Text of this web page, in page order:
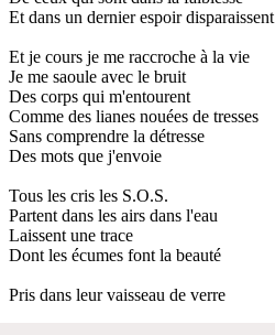
Et dans un dernier espoir disparaissent
Et je cours je me raccroche à la vie
Je me saoule avec le bruit
Des corps qui m'entourent
Comme des lianes nouées de tresses
Sans comprendre la détresse
Des mots que j'envoie
Tous les cris les S.O.S.
Partent dans les airs dans l'eau
Laissent une trace
Dont les écumes font la beauté
Pris dans leur vaisseau de verre